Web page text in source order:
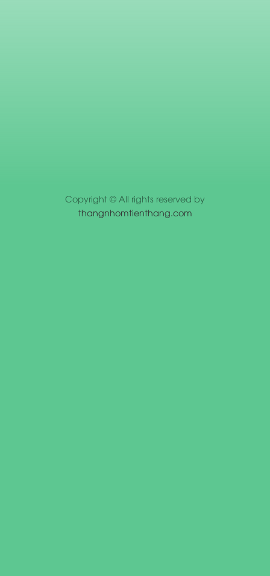
Copyright © All rights reserved by
thangnhomtienthang.com